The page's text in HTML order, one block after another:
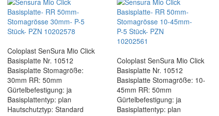
Coloplast SenSura Mio Click
Basisplatte Nr. 10512
Basisplatte Stomagröße:
30mm RR: 50mm
Gürtelbefestigung: ja
Basisplattentyp: plan
Hautschutztyp: Standard
Coloplast SenSura Mio Click
Basisplatte Nr. 10512
Basisplatte Stomagröße: 10-
45mm RR: 50mm
Gürtelbefestigung: ja
Basisplattentyp: plan